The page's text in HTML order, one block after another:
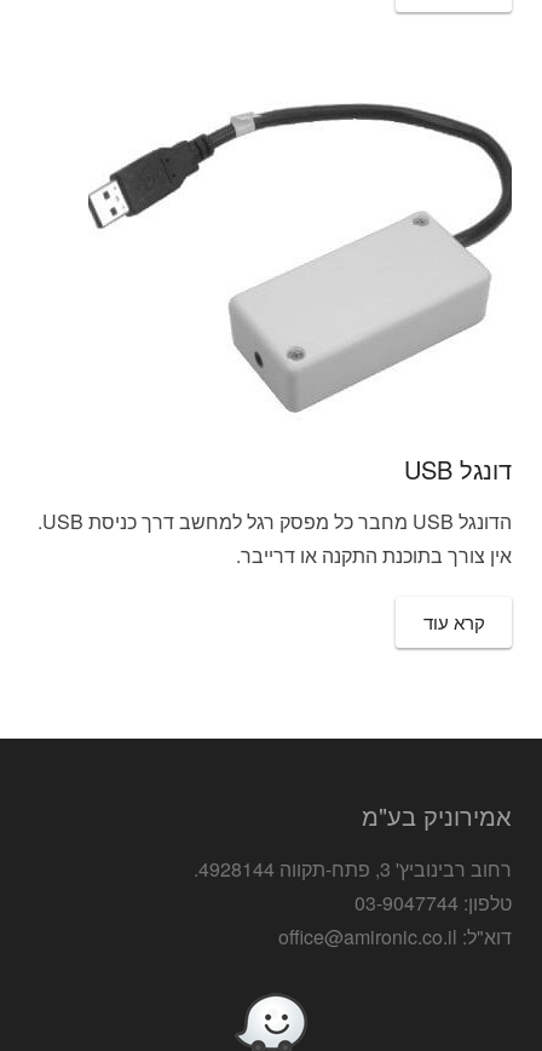
דונגל USB
הדונגל USB מחבר כל מפסק רגל למחשב דרך כניסת USB.
אין צורך בתוכנת התקנה או דרייבר.
קרא עוד
אמירוניק בע"מ
רחוב רבינוביץ' 3, פתח-תקווה 4928144.
טלפון: 03-9047744
דוא"ל: office@amironic.co.il